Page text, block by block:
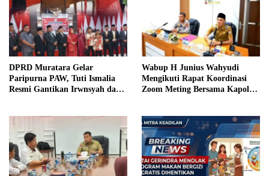
DPRD Muratara Gelar
Paripurna PAW, Tuti Ismalia
Resmi Gantikan Irwnsyah dari
Wabup H Junius Wahyudi
Mengikuti Rapat Koordinasi
Zoom Meting Bersama Kapolres